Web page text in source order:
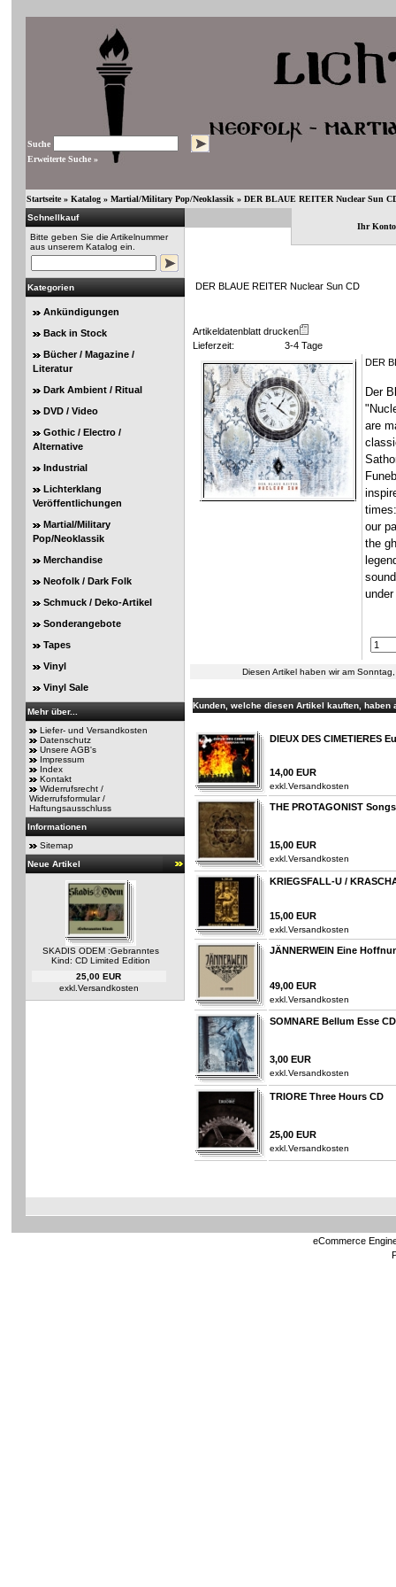
Suche
Erweiterte Suche »
Startseite» Katalog» Martial/Military Pop/Neoklassik » DER BLAUE REITER Nuclear Sun
Schnellkauf
Bitte geben Sie die Artikelnummer
aus unserem Katalog ein.
Kategorien
Ankündigungen
Back in Stock
Bücher / Magazine /
Literatur
Dark Ambient / Ritual
DVD / Video
Gothic / Electro /
Alternative
Industrial
Lichterklang
Veröffentlichungen
Martial/Military
Pop/Neoklassik
Merchandise
Neofolk / Dark Folk
Schmuck / Deko-Artikel
Sonderangebote
Tapes
Vinyl
Vinyl Sale
Mehr über...
Liefer- und Versandkosten
Datenschutz
Unsere AGB's
Impressum
Index
Kontakt
Widerrufsrecht /
Widerrufsformular /
Haftungsausschluss
Informationen
Sitemap
Neue Artikel
SKADIS ODEM :Gebranntes
Kind: CD Limited Edition
25,00 EUR
exkl. Versandkosten
Ihr Konto
DER BLAUE REITER Nuclear Sun CD
Artikeldatenblatt drucken
Lieferzeit:
3-4 Tage
DER
Der
are
our
the
Diesen Artikel haben wir am
Kunden, welche diesen Artikel kauften, haben
DIEUX DES CIMETIERES
14,00 EUR
exkl. Versandkosten
THE PROTAGONIST
15,00 EUR
exkl. Versandkosten
KRIEGSFALL-U /
15,00 EUR
exkl. Versandkosten
JÄNNERWEIN Eine
49,00 EUR
exkl. Versandkosten
SOMNARE Bellum Esse CD
3,00 EUR
exkl. Versandkosten
TRIORE Three Hours CD
25,00 EUR
exkl. Versandkosten
eCommerce